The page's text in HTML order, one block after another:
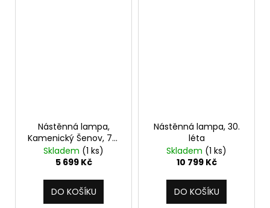
Nástěnná lampa,
Kamenický Šenov, 70.
léta
Skladem (1 ks)
5 699 Kč
DO KOŠÍKU
Nástěnná lampa, 30.
léta
Skladem (1 ks)
10 799 Kč
DO KOŠÍKU